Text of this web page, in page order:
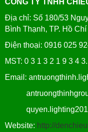
CÔNG TY TNHH
Địa chỉ: Số 180/53
Bình Thạnh, TP. Hồ
Điện thoại: 0916 025
MST: 0 3 1 3 2 1 9 3 4 3.
Email:
Website: http://